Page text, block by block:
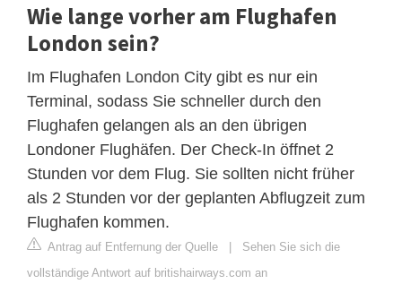
Wie lange vorher am Flughafen
London sein?
Im Flughafen London City gibt es nur ein
Terminal, sodass Sie schneller durch den
Flughafen gelangen als an den übrigen
Londoner Flughäfen. Der Check-In öffnet 2
Stunden vor dem Flug. Sie sollten nicht früher
als 2 Stunden vor der geplanten Abflugzeit zum
Flughafen kommen.
Antrag auf Entfernung der Quelle | Sehen Sie sich die
vollständige Antwort auf britishairways.com an